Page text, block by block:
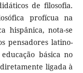
de filosofia.
profícua na
hispânica, nota-se
pensadores latino-
básica no
ligada à